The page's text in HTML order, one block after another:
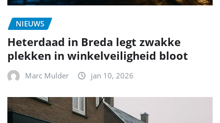
NIEUWS
Heterdaad in Breda legt zwakke
plekken in winkelveiligheid bloot
Marc Mulder jan 10, 2026